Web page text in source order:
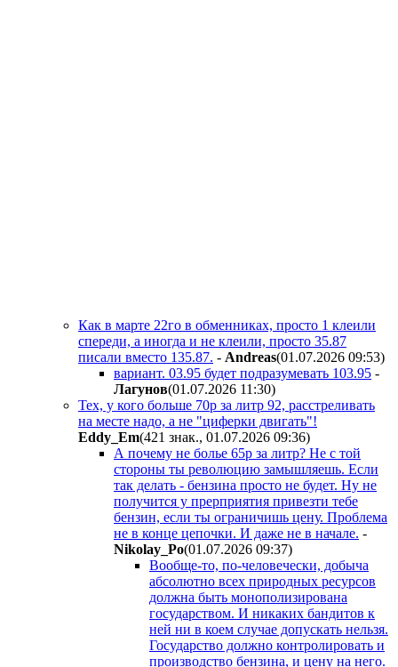
Как в марте 22го в обменниках, просто 1 клеили
спереди, а иногда и не клеили, просто 35.87
писали вместо 135.87. - Andreas(01.07.2026 09:53)
вариант. 03.95 будет подразумевать 103.95 -
Лaгyнoв(01.07.2026 11:30)
Тех, у кого больше 70р за литр 92, расстреливать
на месте надо, а не "циферки двигать"!
Eddy_Em(421 знак., 01.07.2026 09:36)
А почему не болье 65р за литр? Не с той
стороны ты революцию замышляешь. Если
так делать - бензина просто не будет. Ну не
получится у прерприятия привезти тебе
бензин, если ты ограничишь цену. Проблема
не в конце цепочки. И даже не в начале. -
Nikolay_Po(01.07.2026 09:37)
Вообще-то, по-человечески, добыча
абсолютно всех природных ресурсов
должна быть монополизирована
государством. И никаких бандитов к
ней ни в коем случае допускать нельзя.
Государство должно контролировать и
производство бензина, и цену на него.